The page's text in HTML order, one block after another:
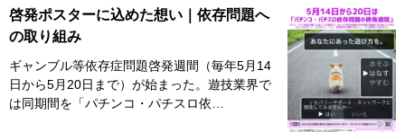
啓発ポスターに込めた想い｜依存問題へ
の取り組み
ギャンブル等依存症問題啓発週間（毎年5月14
日から5月20日まで）が始まった。遊技業界で
は同期間を「パチンコ・パチスロ依…